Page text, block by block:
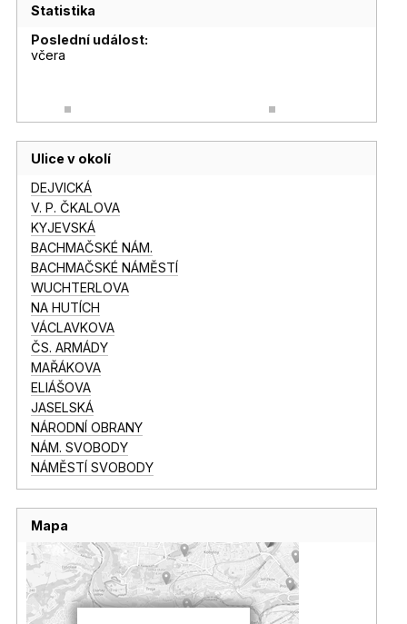
Statistika
Poslední událost:
včera
Ulice v okolí
DEJVICKÁ
V. P. ČKALOVA
KYJEVSKÁ
BACHMAČSKÉ NÁM.
BACHMAČSKÉ NÁMĚSTÍ
WUCHTERLOVA
NA HUTÍCH
VÁCLAVKOVA
ČS. ARMÁDY
MAŘÁKOVA
ELIÁŠOVA
JASELSKÁ
NÁRODNÍ OBRANY
NÁM. SVOBODY
NÁMĚSTÍ SVOBODY
Mapa